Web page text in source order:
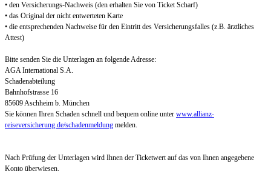
• den Versicherungs-Nachweis (den erhalten Sie von Ticket Scharf)
• das Original der nicht entwerteten Karte
• die entsprechenden Nachweise für den Eintritt des Versicherungsfalles (z.B. ärztliches
Attest)
Bitte senden Sie die Unterlagen an folgende Adresse:
AGA International S.A.
Schadenabteilung
Bahnhofstrasse 16
85609 Aschheim b. München
Sie können Ihren Schaden schnell und bequem online unter www.allianz-
reiseversicherung.de/schadenmeldung melden.
Nach Prüfung der Unterlagen wird Ihnen der Ticketwert auf das von Ihnen angegebene
Konto überwiesen.